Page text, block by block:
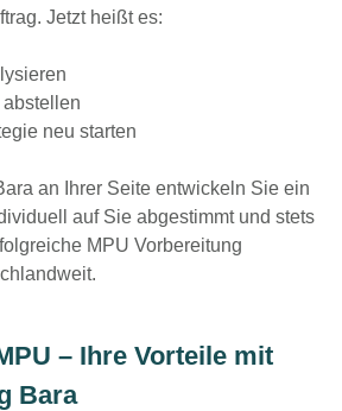
Jetzt heißt es:
neu starten
an Ihrer Seite entwickeln Sie ein
auf Sie abgestimmt und stets
MPU Vorbereitung
– Ihre Vorteile mit
Bara